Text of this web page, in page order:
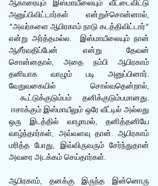
ஆகாரையும் இஸ்மாயீலையும் வீட்டைவிட்டு
அனுப்பிவிட்டார்கள் என்றுச்சொன்னால்,
“அவர்களை ஆபிரகாம் நாடு கடத்திவிட்டார்”
என்று அர்த்தமல்ல.  இஸ்மாயீலையும் நான்
ஆசீர்வதிப்பேன் என்று தேவன்
சொன்னதால், அதை நம்பி ஆபிரகாம்
தனியாக வாழும் படி அனுப்பினார்.
வேறுவகையில் சொல்வதென்றால்,
கூட்டுக்குடும்பம் தனிக்குடும்பமானது.
ஈசாக்கும் இஸ்மாயீலும் ஒரே வீட்டில் அல்லது
ஒரு இடத்தில் வாழாமல், தனித்தனியே
வாழ்ந்தார்கள், அவ்வளவு தான். ஆபிரகாம்
மரித்த போது, இவ்விருவரும் சேர்ந்துதான்
அவரை அடக்கம் செய்தார்கள்.
ஆபிரகாம், தனக்கு இருந்த இன்னொரு